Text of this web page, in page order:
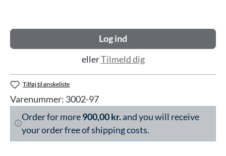
Log ind
ellerTilmeld dig
Tilføj til ønskeliste
Varenummer: 3002-97
Order for more900,00 kr.and you will receive
your order free of shipping costs.